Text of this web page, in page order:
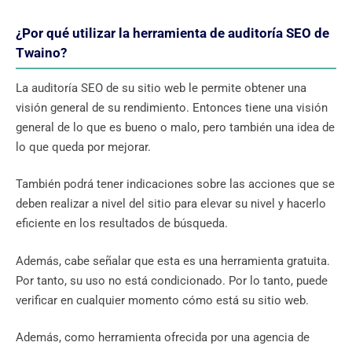
¿Por qué utilizar la herramienta de auditoría SEO de
Twaino?
La auditoría SEO de su sitio web le permite obtener una
visión general de su rendimiento. Entonces tiene una visión
general de lo que es bueno o malo, pero también una idea de
lo que queda por mejorar.
También podrá tener indicaciones sobre las acciones que se
deben realizar a nivel del sitio para elevar su nivel y hacerlo
eficiente en los resultados de búsqueda.
Además, cabe señalar que esta es una herramienta gratuita.
Por tanto, su uso no está condicionado. Por lo tanto, puede
verificar en cualquier momento cómo está su sitio web.
Además, como herramienta ofrecida por una agencia de